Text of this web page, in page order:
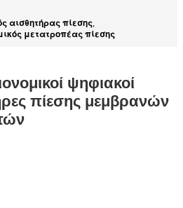
αισθητήρας πίεσης,
μετατροπέας πίεσης
ψηφιακοί
πίεσης μεμβρανών